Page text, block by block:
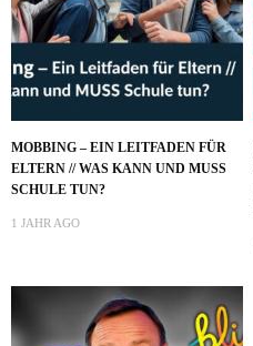
MOBBING – EIN LEITFADEN FÜR
ELTERN // WAS KANN UND MUSS
SCHULE TUN?
1 JAHR AGO